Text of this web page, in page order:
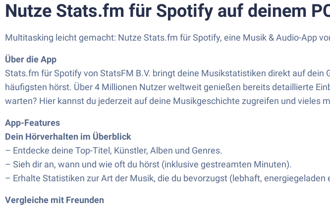
Nutze Stats.fm für Spotify auf deinem
Multitasking leicht gemacht: Nutze Stats.fm für Spotify, eine Musik & Audio-App
Über die App
Stats.fm für Spotify von StatsFM B.V. bringt deine Musikstatistiken direkt auf
häufigsten hörst. Über 4 Millionen Nutzer weltweit genießen bereits detaillierte
warten? Hier kannst du jederzeit auf deine Musikgeschichte zugreifen und vieles
App-Features
Dein Hörverhalten im Überblick
– Entdecke deine Top-Titel, Künstler, Alben und Genres.
– Sieh dir an, wann und wie oft du hörst (inklusive gestreamten Minuten).
– Erhalte Statistiken zur Art der Musik, die du bevorzugst (lebhaft, energiegeladen
Vergleiche mit Freunden